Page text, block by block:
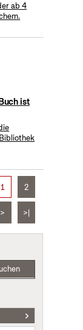
ab 4
ist
1 2
> >|